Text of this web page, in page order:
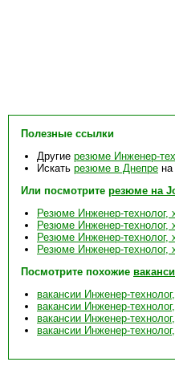
Полезные ссылки
Другие резюме Инженер-
Искать резюме в Днепре на
Или посмотрите резюме на
Резюме Инженер-технолог,
Резюме Инженер-технолог,
Резюме Инженер-технолог,
Резюме Инженер-технолог,
Посмотрите похожие
вакансии Инженер-
вакансии Инженер-
вакансии Инженер-
вакансии Инженер-